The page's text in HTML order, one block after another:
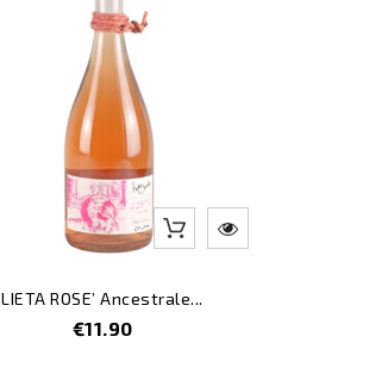
LIETA ROSE’ Ancestrale...
Price
€11.90